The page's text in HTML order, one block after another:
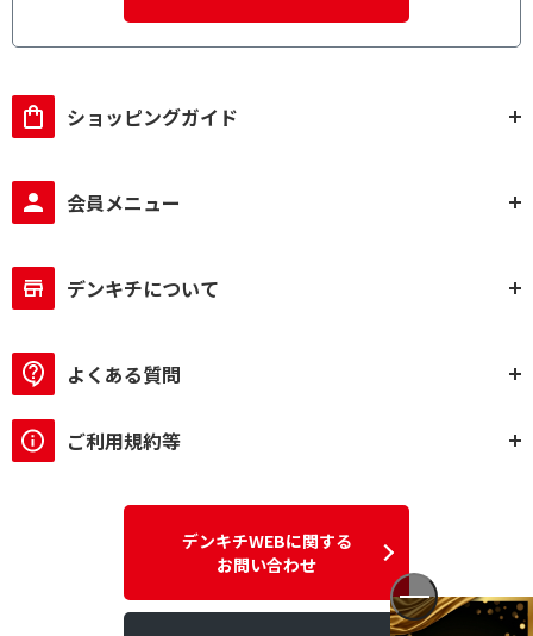
ショッピングガイド
会員メニュー
デンキチについて
よくある質問
ご利用規約等
デンキチWEBに関する
お問い合わせ